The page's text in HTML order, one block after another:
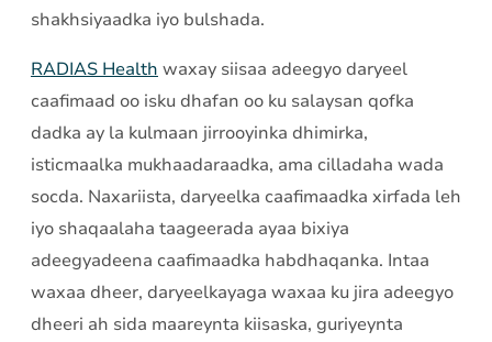
shakhsiyaadka iyo bulshada.
RADIAS Health waxay siisaa adeegyo daryeel
caafimaad oo isku dhafan oo ku salaysan qofka
dadka ay la kulmaan jirrooyinka dhimirka,
isticmaalka mukhaadaraadka, ama cilladaha wada
socda. Naxariista, daryeelka caafimaadka xirfada leh
iyo shaqaalaha taageerada ayaa bixiya
adeegyadeena caafimaadka habdhaqanka. Intaa
waxaa dheer, daryeelkayaga waxaa ku jira adeegyo
dheeri ah sida maareynta kiisaska, guriyeynta